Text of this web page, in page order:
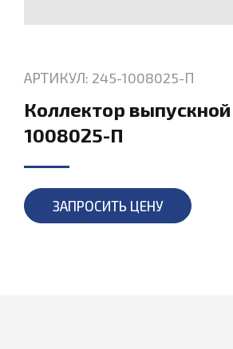
АРТИКУЛ: 245-1008025-П
Коллектор
1008025-П
ЗАПРОСИТЬ ЦЕНУ